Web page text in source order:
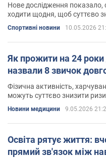
Нове дослідження показало,
ходити щодня, щоб суттєво
передчасної смерті
Спортивні новини 10.05.2026
Як прожити на 24
назвали 8 звичок
Фізична активність,
можуть суттєво знизити
Новини медицини 9.05.2026
Освіта рятує життя:
прямий зв'язок між